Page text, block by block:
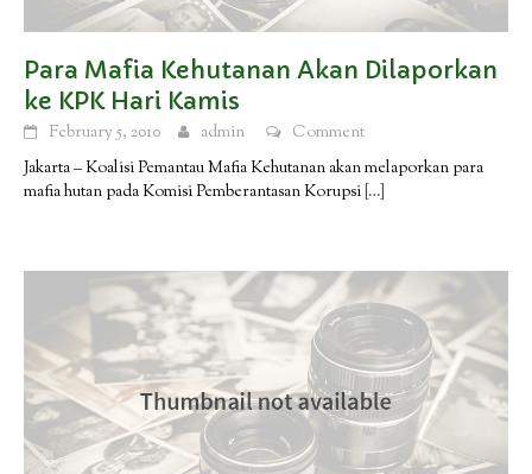
Para Mafia Kehutanan Akan Dilaporkan
ke KPK Hari Kamis
February 5, 2010 admin
Comment
Jakarta – Koalisi Pemantau Mafia Kehutanan akan melaporkan para
mafia hutan pada Komisi Pemberantasan Korupsi […]